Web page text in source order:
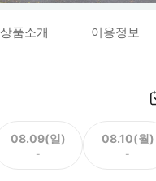
상품소개 이용정보
08.09(일)
-
08.10(월)
-